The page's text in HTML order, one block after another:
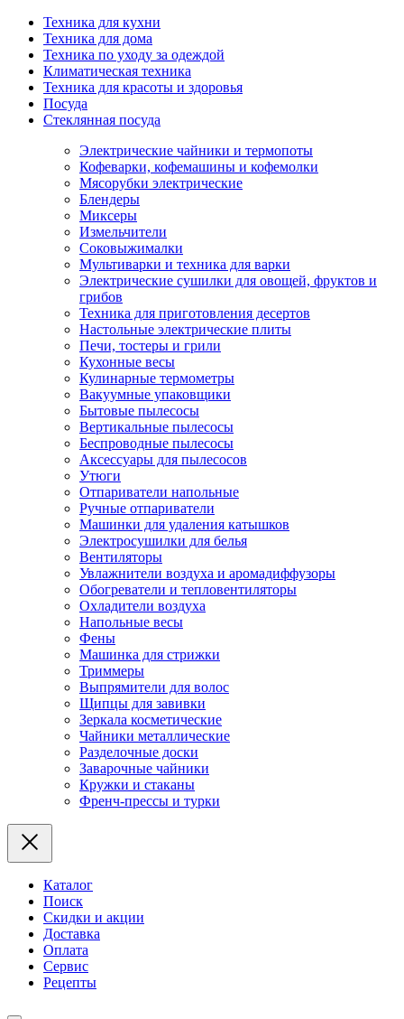
Техника для кухни
Техника для дома
Техника по уходу за одеждой
Климатическая техника
Техника для красоты и здоровья
Посуда
Стеклянная посуда
Электрические чайники и термопоты
Кофеварки, кофемашины и кофемолки
Мясорубки электрические
Блендеры
Миксеры
Измельчители
Соковыжималки
Мультиварки и техника для варки
Электрические сушилки для овощей, фруктов и
грибов
Техника для приготовления десертов
Настольные электрические плиты
Печи, тостеры и грили
Кухонные весы
Кулинарные термометры
Вакуумные упаковщики
Бытовые пылесосы
Вертикальные пылесосы
Беспроводные пылесосы
Аксессуары для пылесосов
Утюги
Отпариватели напольные
Ручные отпариватели
Машинки для удаления катышков
Электросушилки для белья
Вентиляторы
Увлажнители воздуха и аромадиффузоры
Обогреватели и тепловентиляторы
Охладители воздуха
Напольные весы
Фены
Машинка для стрижки
Триммеры
Выпрямители для волос
Щипцы для завивки
Зеркала косметические
Чайники металлические
Разделочные доски
Заварочные чайники
Кружки и стаканы
Френч-прессы и турки
Каталог
Поиск
Скидки и акции
Доставка
Оплата
Сервис
Рецепты